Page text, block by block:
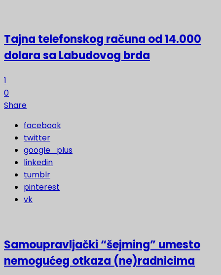
Tajna telefonskog računa od 14.000
dolara sa Labudovog brda
1
0
Share
facebook
twitter
google_plus
linkedin
tumblr
pinterest
vk
Samoupravljački “šejming” umesto
nemogućeg otkaza (ne)radnicima